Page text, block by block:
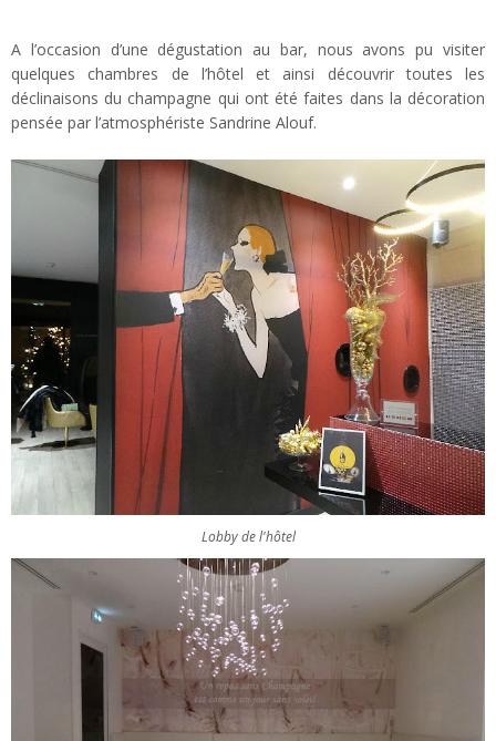
A l’occasion d’une dégustation au bar, nous avons pu visiter
quelques chambres de l’hôtel et ainsi découvrir toutes les
déclinaisons du champagne qui ont été faites dans la décoration
pensée par l’atmosphériste Sandrine Alouf.
Lobby de l'hôtel